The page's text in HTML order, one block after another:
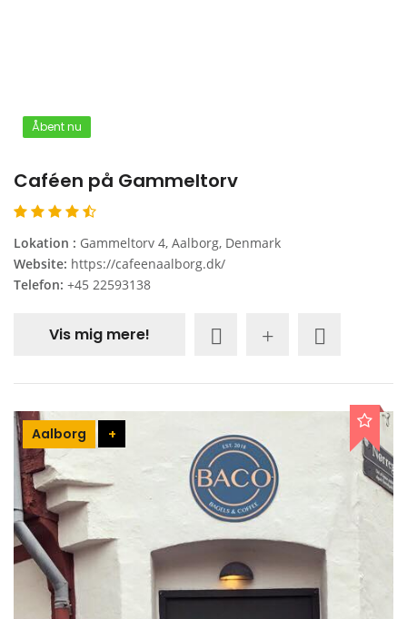
Åbent nu
Caféen på Gammeltorv
Lokation : Gammeltorv 4, Aalborg, Denmark
Website: https://cafeenaalborg.dk/
Telefon: +45 22593138
Vis mig mere!
Aalborg +